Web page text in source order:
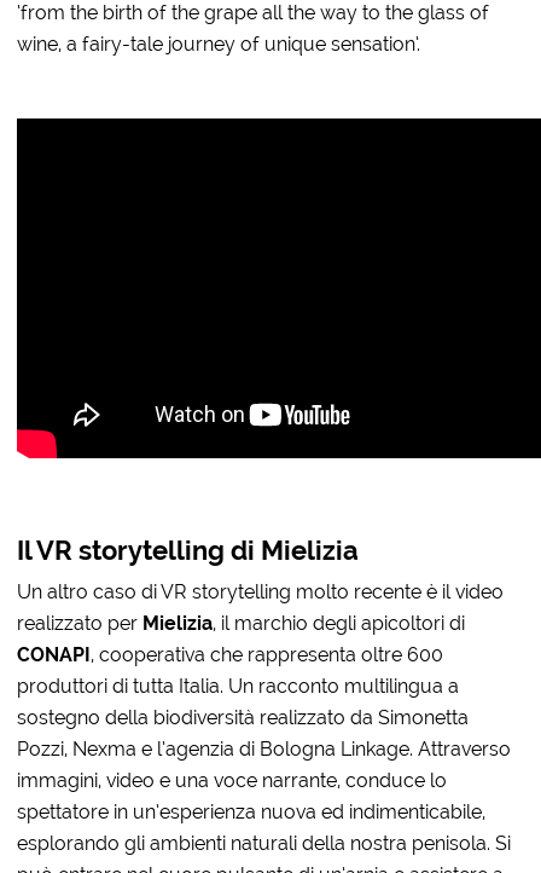
‘from the birth of the grape all the way to the glass of
wine, a fairy-tale journey of unique sensation’.
Il VR storytelling di Mielizia
Un altro caso di VR storytelling molto recente è il video
realizzato per Mielizia, il marchio degli apicoltori di
CONAPI , cooperativa che rappresenta oltre 600
produttori di tutta Italia. Un racconto multilingua a
sostegno della biodiversità realizzato da Simonetta
Pozzi, Nexma e l’agenzia di Bologna Linkage. Attraverso
immagini, video e una voce narrante, conduce lo
spettatore in un’esperienza nuova ed indimenticabile,
esplorando gli ambienti naturali della nostra penisola. Si